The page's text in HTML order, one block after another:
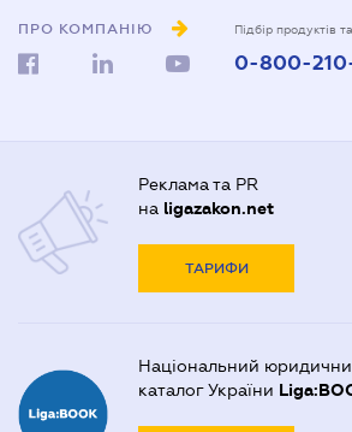
ПРО КОМПАНІЮ Підбір продуктів
0-800-
Реклама та PR
на ligazakon.net
ТАРИФИ
Національний
каталог України